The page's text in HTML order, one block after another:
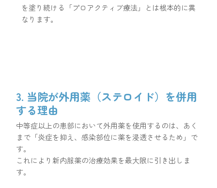
を塗り続ける「プロアクティブ療法」とは根本的に異
なります。
3. 当院が外用薬（ステロイド）を併用
する理由
中等症以上の患部において外用薬を使用するのは、あく
まで「炎症を抑え、感染部位に薬を浸透させるため」で
す。
これにより新内服薬の治療効果を最大限に引き出しま
す。